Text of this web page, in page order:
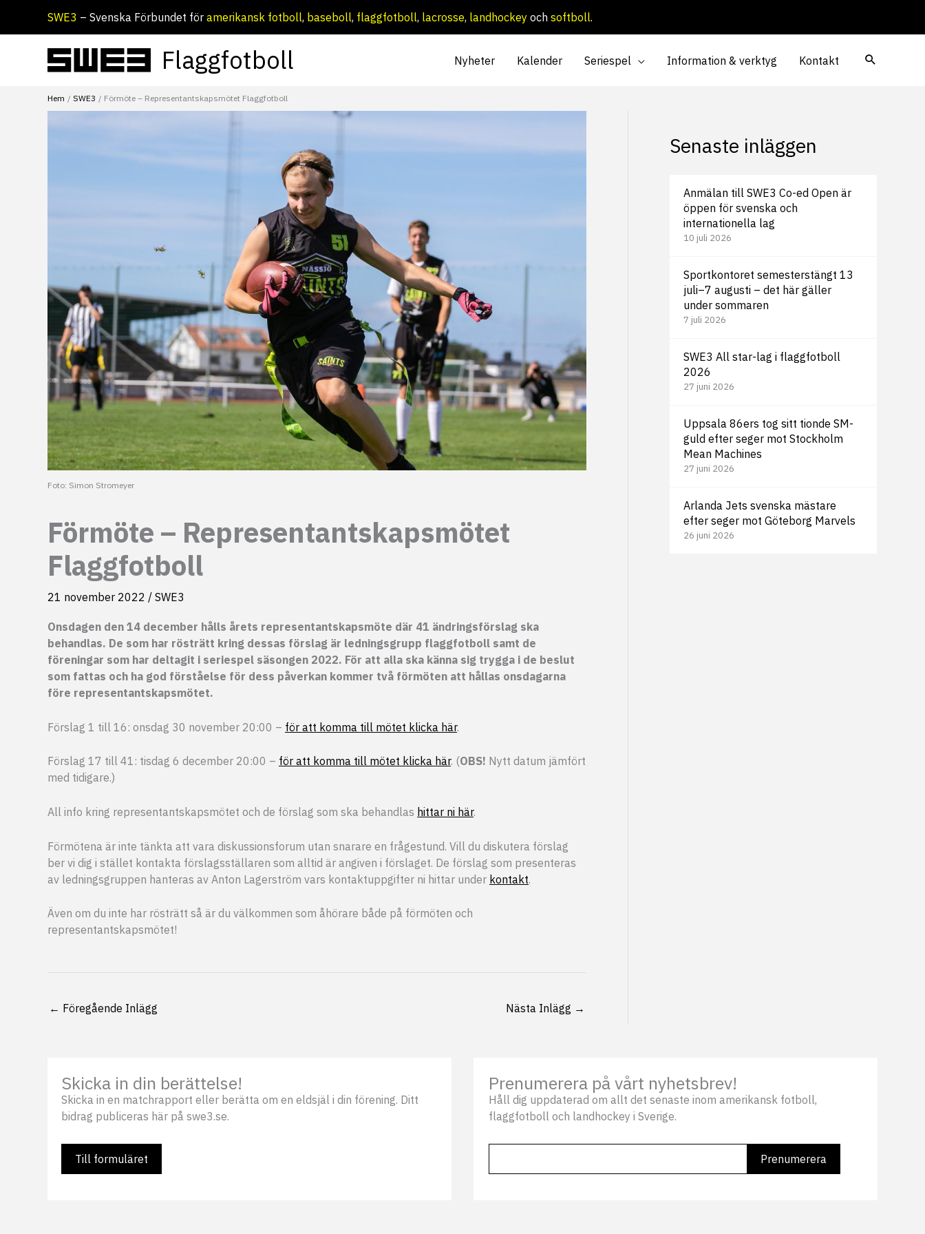
SWE3 – Svenska Förbundet för amerikansk fotboll, baseboll, flaggfotboll, lacrosse, landhockey och softboll.
Flaggfotboll Nyheter Kalender Seriespel Information & verktyg Kontakt
Hem SWE3 Förmöte – Representantskapsmötet Flaggfotboll
Foto: Simon Stromeyer
Förmöte – Representantskapsmötet
Flaggfotboll
21 november 2022 / SWE3
Onsdagen den 14 december hålls årets representantskapsmöte där 41 ändringsförslag ska
behandlas. De som har rösträtt kring dessas förslag är ledningsgrupp flaggfotboll samt de
föreningar som har deltagit i seriespel säsongen 2022. För att alla ska känna sig trygga i de beslut
som fattas och ha god förståelse för dess påverkan kommer två förmöten att hållas onsdagarna
före representantskapsmötet.
Förslag 1 till 16: onsdag 30 november 20:00 – för att komma till mötet klicka här.
Förslag 17 till 41: tisdag 6 december 20:00 – för att komma till mötet klicka här. (OBS! Nytt datum jämfört
med tidigare.)
All info kring representantskapsmötet och de förslag som ska behandlas hittar ni här.
Förmötena är inte tänkta att vara diskussionsforum utan snarare en frågestund. Vill du diskutera förslag
ber vi dig i stället kontakta förslagsställaren som alltid är angiven i förslaget. De förslag som presenteras
av ledningsgruppen hanteras av Anton Lagerström vars kontaktuppgifter ni hittar under kontakt.
Även om du inte har rösträtt så är du välkommen som åhörare både på förmöten och
representantskapsmötet!
← Föregående Inlägg Nästa Inlägg →
Senaste inläggen
Anmälan till SWE3 Co-ed Open är
öppen för svenska och
internationella lag
10 juli 2026
Sportkontoret semesterstängt 13
juli–7 augusti – det här gäller
under sommaren
7 juli 2026
SWE3 All star-lag i flaggfotboll
2026
27 juni 2026
Uppsala 86ers tog sitt tionde SM-
guld efter seger mot Stockholm
Mean Machines
27 juni 2026
Arlanda Jets svenska mästare
efter seger mot Göteborg Marvels
26 juni 2026
Skicka in din berättelse!
Skicka in en matchrapport eller berätta om en eldsjäl i din förening. Ditt
bidrag publiceras här på swe3.se.
Till formuläret
Prenumerera på vårt nyhetsbrev!
Håll dig uppdaterad om allt det senaste inom amerikansk fotboll,
flaggfotboll och landhockey i Sverige.